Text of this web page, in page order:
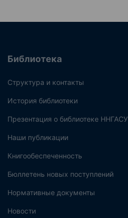
Библиотека
Структура и контакты
История библиотеки
Презентация о библиотеке ННГАСУ
Наши публикации
Книгообеспеченность
Бюллетень новых поступлений
Нормативные документы
Новости